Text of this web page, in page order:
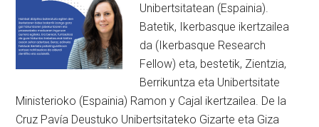
Unibertsitatean (Espainia).
Batetik, Ikerbasque ikertzailea
da (Ikerbasque Research
Fellow) eta, bestetik, Zientzia,
Berrikuntza eta Unibertsitate
Ministerioko (Espainia) Ramon y Cajal ikertzailea. De la
Cruz Pavía Deustuko Unibertsitateko Gizarte eta Giza